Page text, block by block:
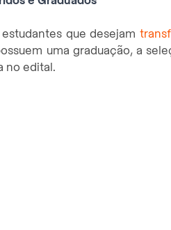
estudantes que desejam
uma graduação, a
no edital.